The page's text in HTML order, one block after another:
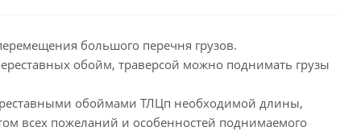
большого перечня грузов.
обойм, траверсой можно поднимать грузы
обоймами ТЛЦп необходимой длины,
всех пожеланий и особенностей поднимаемого